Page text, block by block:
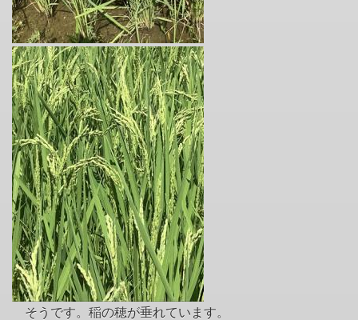
そうです。稲の穂が垂れています。